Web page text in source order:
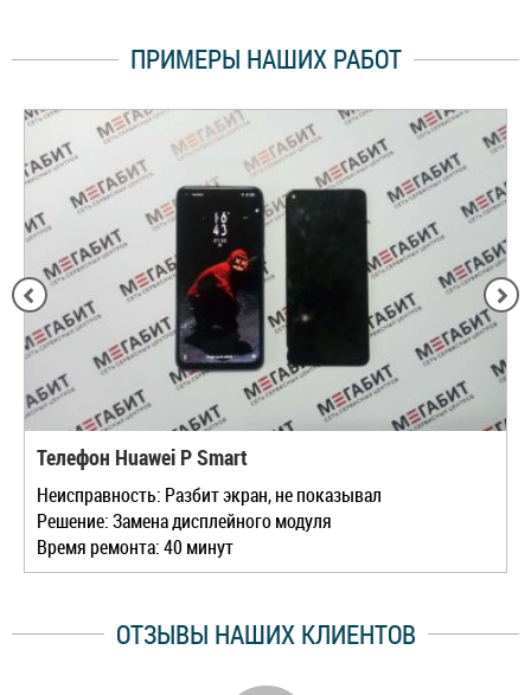
ПРИМЕРЫ НАШИХ РАБОТ
Телефон Huawei P Smart
Неисправность: Разбит экран, не показывал
Решение: Замена дисплейного модуля
Время ремонта: 40 минут
ОТЗЫВЫ НАШИХ КЛИЕНТОВ